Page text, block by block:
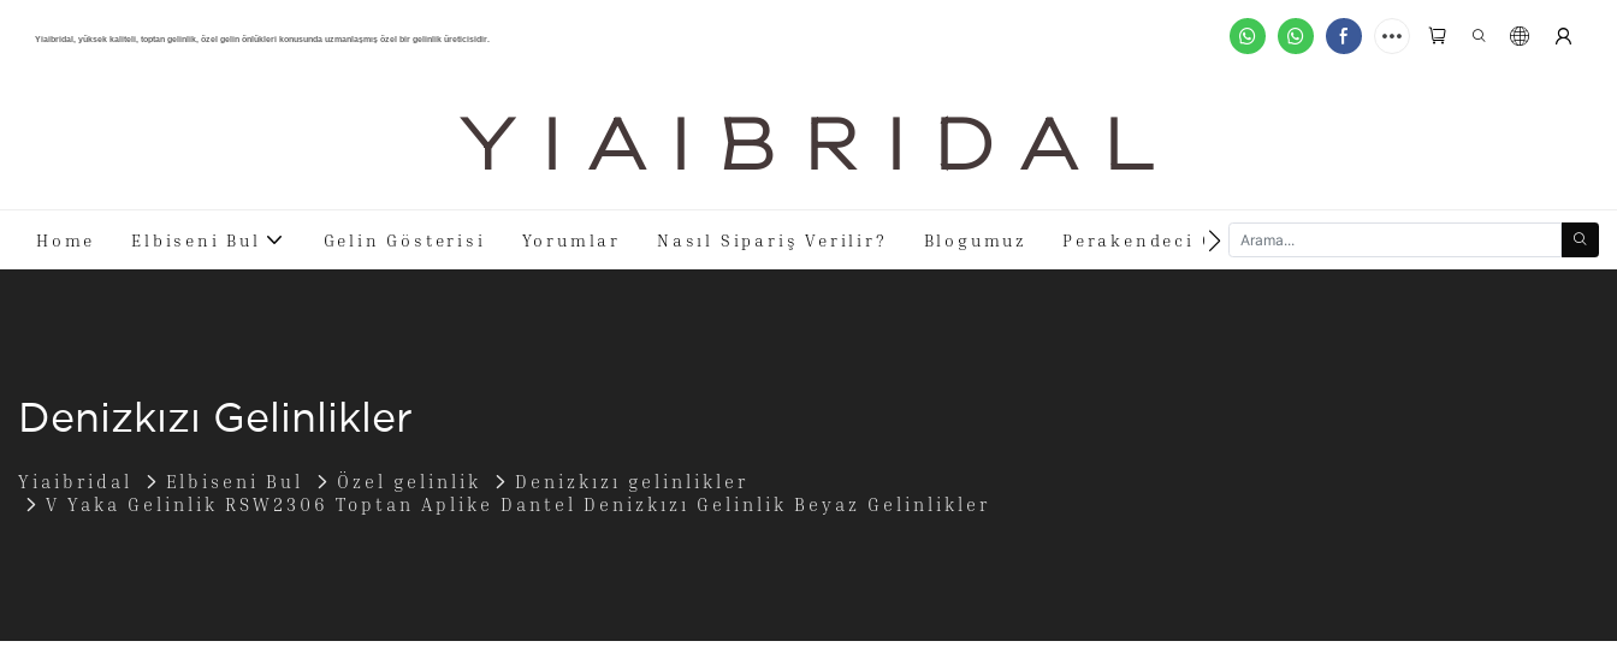
Yiaibridal, yüksek kaliteli, toptan gelinlik, özel gelin önlükleri konusunda uzmanlaşmış özel bir gelinlik üreticisidir.
Y I A I B R I D A L
Home Elbiseni Bul Gelin Gösterisi Yorumlar Nasıl Sipariş Verilir? Blogumuz Perakendeci Olun Özelleştirilmiş Siparişler new
Denizkızı Gelinlikler
Yiaibridal Elbiseni Bul Özel gelinlik
Denizkızı gelinlikler
V Yaka Gelinlik RSW2306 Toptan Aplike Dantel Denizkızı Gelinlik Beyaz Gelinlikler